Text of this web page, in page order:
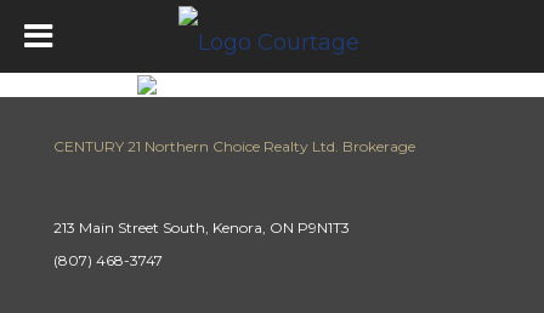
CENTURY 21 Northern Choice Realty Ltd. Brokerage
213 Main Street South, Kenora, ON P9N1T3
(807) 468-3747